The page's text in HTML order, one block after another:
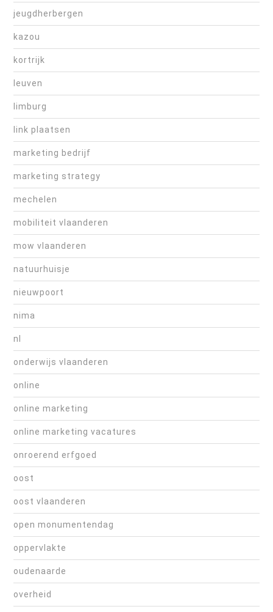
jeugdherbergen
kazou
kortrijk
leuven
limburg
link plaatsen
marketing bedrijf
marketing strategy
mechelen
mobiliteit vlaanderen
mow vlaanderen
natuurhuisje
nieuwpoort
nima
nl
onderwijs vlaanderen
online
online marketing
online marketing vacatures
onroerend erfgoed
oost
oost vlaanderen
open monumentendag
oppervlakte
oudenaarde
overheid